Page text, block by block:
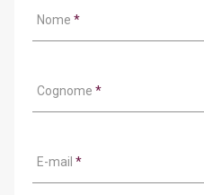
Nome *
Cognome *
E-mail *